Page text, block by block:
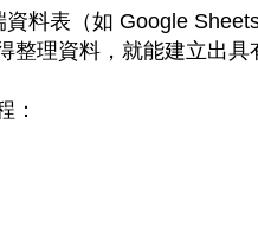
料表（如 Google
整理資料，就能建立出具
：